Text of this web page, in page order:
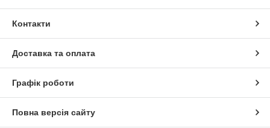
Контакти
Доставка та оплата
Графік роботи
Повна версія сайту